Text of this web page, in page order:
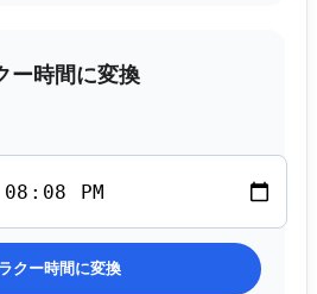
ー時間に変換
クー時間に変換